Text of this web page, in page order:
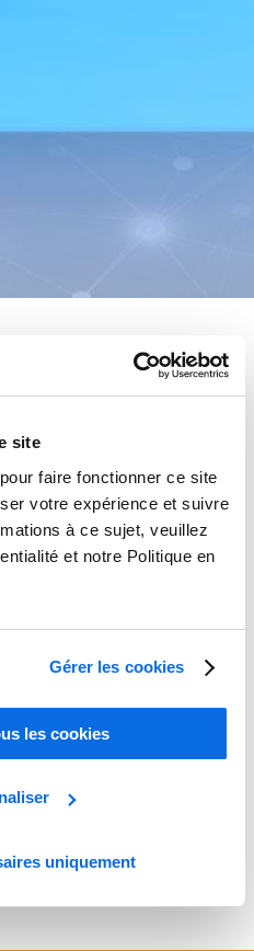
site
faire fonctionner ce site
votre expérience et suivre
à ce sujet, veuillez
et notre Politique en
Gérer les cookies
les cookies
uniquement
optimisées, de la conception à